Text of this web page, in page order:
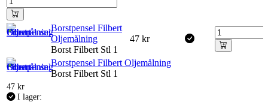
Borstpensel Filbert
Oljemålning
Borst Filbert Stl 1
47 kr
Borstpensel Filbert Oljemålning
Borst Filbert Stl 1
47 kr
I lager: